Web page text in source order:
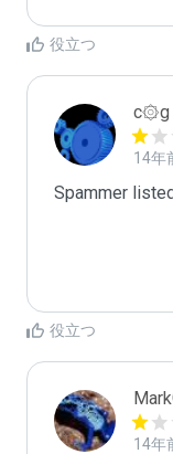
役立つ
c۞g
14年
Spammer
役立つ
14年